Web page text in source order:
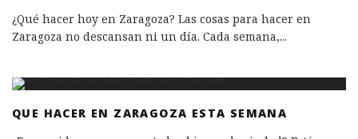
¿Qué hacer hoy en Zaragoza? Las cosas para hacer en
Zaragoza no descansan ni un día. Cada semana,...
QUE HACER EN ZARAGOZA ESTA SEMANA